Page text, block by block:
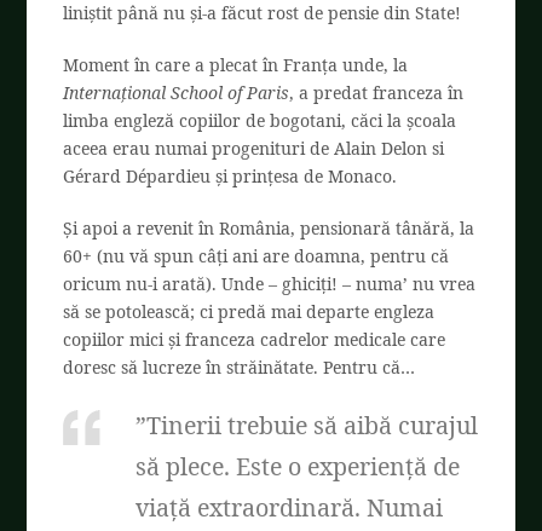
liniștit până nu și-a făcut rost de pensie din State!
Moment în care a plecat în Franța unde, la
Internațional School of Paris, a predat franceza în
limba engleză copiilor de bogotani, căci la școala
aceea erau numai progenituri de Alain Delon si
Gérard Dépardieu și prințesa de Monaco.
Și apoi a revenit în România, pensionară tânără, la
60+ (nu vă spun câți ani are doamna, pentru că
oricum nu-i arată). Unde – ghiciți! – numa’ nu vrea
să se potolească; ci predă mai departe engleza
copiilor mici și franceza cadrelor medicale care
doresc să lucreze în străinătate. Pentru că…
”Tinerii trebuie să aibă curajul
să plece. Este o experiență de
viață extraordinară. Numai